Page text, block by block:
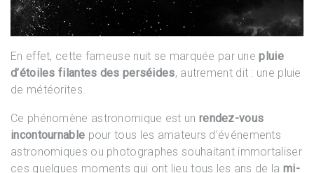
En effet, cette fameuse nuit se marquée par unepluie
d’étoiles filantes des perséides, autrement dit : une pluie
de météorites.
Ce phénomène astronomique est un rendez-vous
incontournable pour tous les amateurs d’événements
astronomiques ou photographes souhaitant immortaliser
ces quelques moments qui ont lieu tous les ans de la mi-